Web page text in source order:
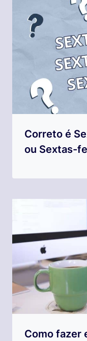
Correto é
ou Sextas-
Como fazer